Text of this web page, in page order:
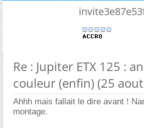
Re : Jupiter ETX 125 :
couleur (enfin) (25
Ahhh mais fallait le dire avant !
montage.